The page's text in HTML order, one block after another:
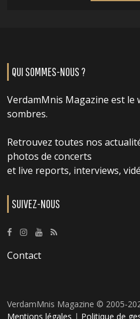
QUI SOMMES-NOUS ?
VerdamMnis Magazine est le
sombres.
Retrouvez toutes nos
photos de concerts
et live reports, interviews,
SUIVEZ-NOUS
Contact
VerdamMnis Magazine © 2005-
Mentions légales | Politique de